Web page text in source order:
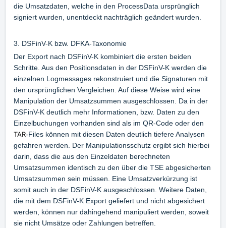
die Umsatzdaten, welche in den ProcessData ursprünglich
signiert wurden, unentdeckt nachträglich geändert wurden.
3. DSFinV-K bzw. DFKA-Taxonomie
Der Export nach DSFinV-K kombiniert die ersten beiden
Schritte. Aus den Positionsdaten in der DSFinV-K werden die
einzelnen Logmessages rekonstruiert und die Signaturen mit
den ursprünglichen Vergleichen. Auf diese Weise wird eine
Manipulation der Umsatzsummen ausgeschlossen. Da in der
DSFinV-K deutlich mehr Informationen, bzw. Daten zu den
Einzelbuchungen vorhanden sind als im QR-Code oder den
TAR-Files können mit diesen Daten deutlich tiefere Analysen
gefahren werden. Der Manipulationsschutz ergibt sich hierbei
darin, dass die aus den Einzeldaten berechneten
Umsatzsummen identisch zu den über die TSE abgesicherten
Umsatzsummen sein müssen. Eine Umsatzverkürzung ist
somit auch in der DSFinV-K ausgeschlossen. Weitere Daten,
die mit dem DSFinV-K Export geliefert und nicht abgesichert
werden, können nur dahingehend manipuliert werden, soweit
sie nicht Umsätze oder Zahlungen betreffen.